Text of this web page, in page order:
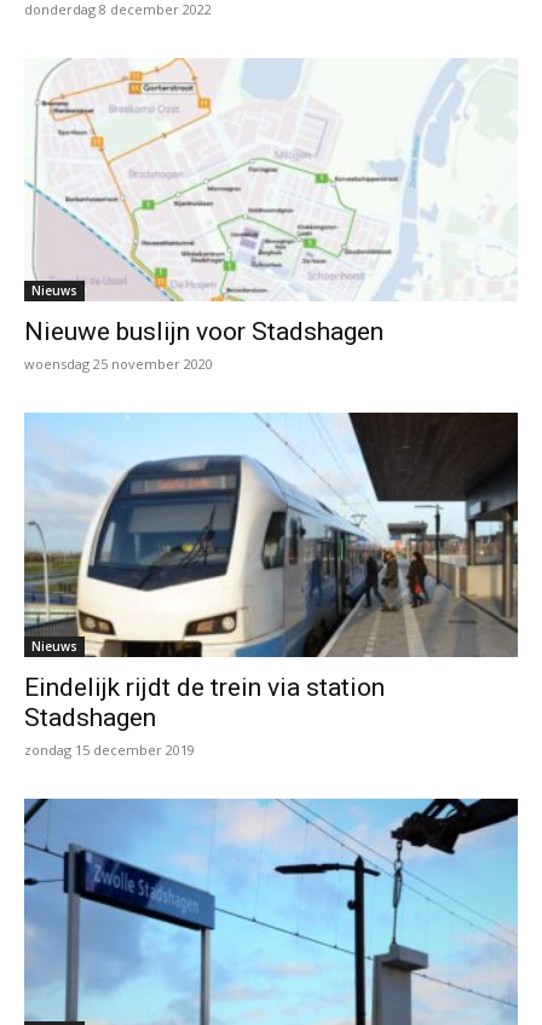
donderdag 8 december 2022
Nieuws
Nieuwe buslijn voor Stadshagen
woensdag 25 november 2020
Nieuws
Eindelijk rijdt de trein via station
Stadshagen
zondag 15 december 2019